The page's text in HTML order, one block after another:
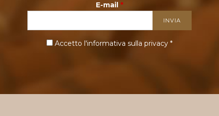
E-mail *
Accetto l'informativa sulla privacy *